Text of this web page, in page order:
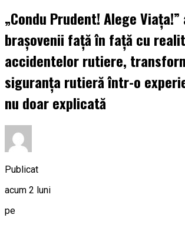
„Condu Prudent! Alege Viața!”
brașovenii față în față cu
accidentelor rutiere,
siguranța rutieră într-o
nu doar explicată
Publicat
acum 2 luni
pe